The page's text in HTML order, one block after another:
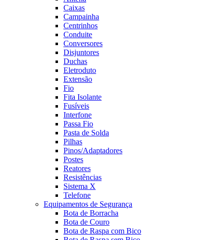
Caixas
Campainha
Centrinhos
Conduite
Conversores
Disjuntores
Duchas
Eletroduto
Extensão
Fio
Fita Isolante
Fusíveis
Interfone
Passa Fio
Pasta de Solda
Pilhas
Pinos/Adaptadores
Postes
Reatores
Resistências
Sistema X
Telefone
Equipamentos de Segurança
Bota de Borracha
Bota de Couro
Bota de Raspa com Bico